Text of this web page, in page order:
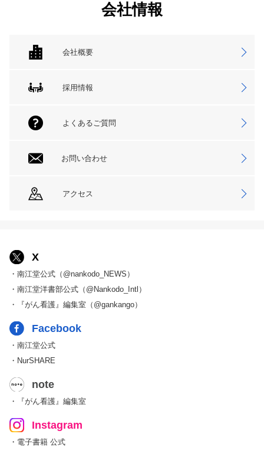
会社情報
会社概要
採用情報
よくあるご質問
お問い合わせ
アクセス
X
・南江堂公式（@nankodo_NEWS）
・南江堂洋書部公式（@Nankodo_Intl）
・『がん看護』編集室（@gankango）
Facebook
・南江堂公式
・NurSHARE
note
・『がん看護』編集室
Instagram
・電子書籍 公式